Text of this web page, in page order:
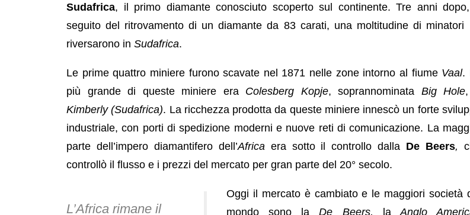
Sudafrica, il primo diamante conosciuto scoperto sul continente. Tre anni
seguito del ritrovamento di un diamante da 83 carati, una moltitudine di
riversarono in Sudafrica.
Le prime quattro miniere furono scavate nel 1871 nelle zone intorno al fiume Vaal.
più grande di queste miniere era Colesberg Kopje, soprannominata Big Hole
Kimberly (Sudafrica). La ricchezza prodotta da queste miniere innescò un forte
industriale, con porti di spedizione moderni e nuove reti di comunicazione. La
parte dell’impero diamantifero dell’Africa era sotto il controllo dalla De Beers,
controllò il flusso e i prezzi del mercato per gran parte del 20° secolo.
L’Africa rimane il
Oggi il mercato è cambiato e le maggiori società
mondo sono laDe Beers, laAnglo